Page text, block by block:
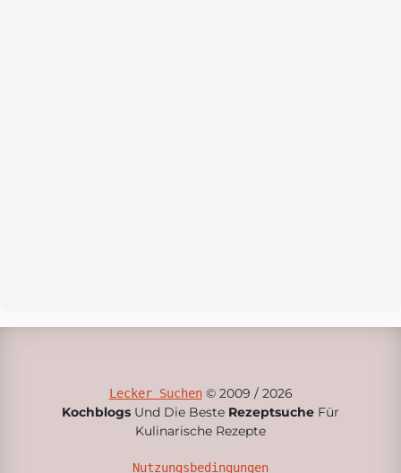
Lecker Suchen© 2009 / 2026
Kochblogs Und Die Beste Rezeptsuche Für
Kulinarische Rezepte
Nutzungsbedingungen